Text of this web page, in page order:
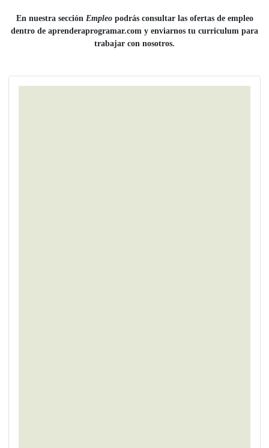
En nuestra sección Empleo podrás consultar las ofertas de empleo
dentro de aprenderaprogramar.com y enviarnos tu curriculum para
trabajar con nosotros.